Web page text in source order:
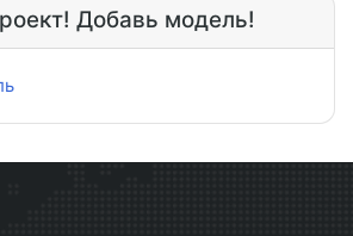
Добавь модель!